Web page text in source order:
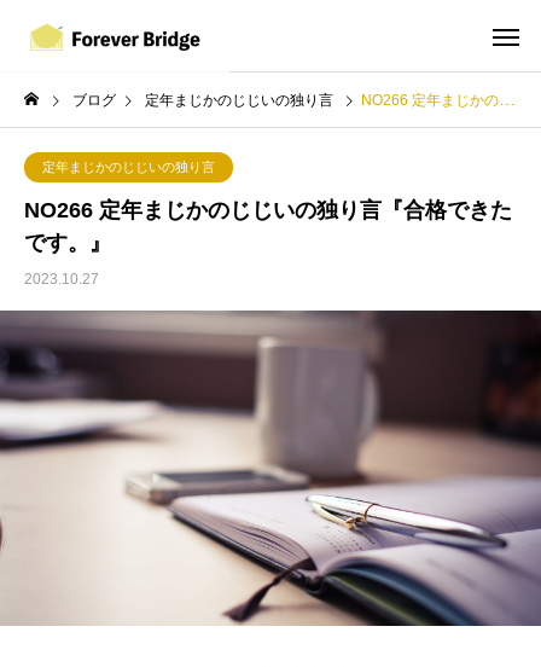
ブログ 定年まじかのじじいの独り言 NO266 定年まじかのじじいの独り言『合格できたです。』
定年まじかのじじいの独り言
NO266 定年まじかのじじいの独り言『合格できた
です。』
2023.10.27